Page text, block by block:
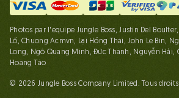
Photos par l'équipe Jungle Boss, Justin Del
Lố, Chuong Acmvn, Lại Hồng Thái, John Le Bin,
Long, Ngô Quang Minh, Đức Thành, Nguyễn Hải,
Hoàng Táo
© 2026 Jungle Boss Company Limited. Tous droits